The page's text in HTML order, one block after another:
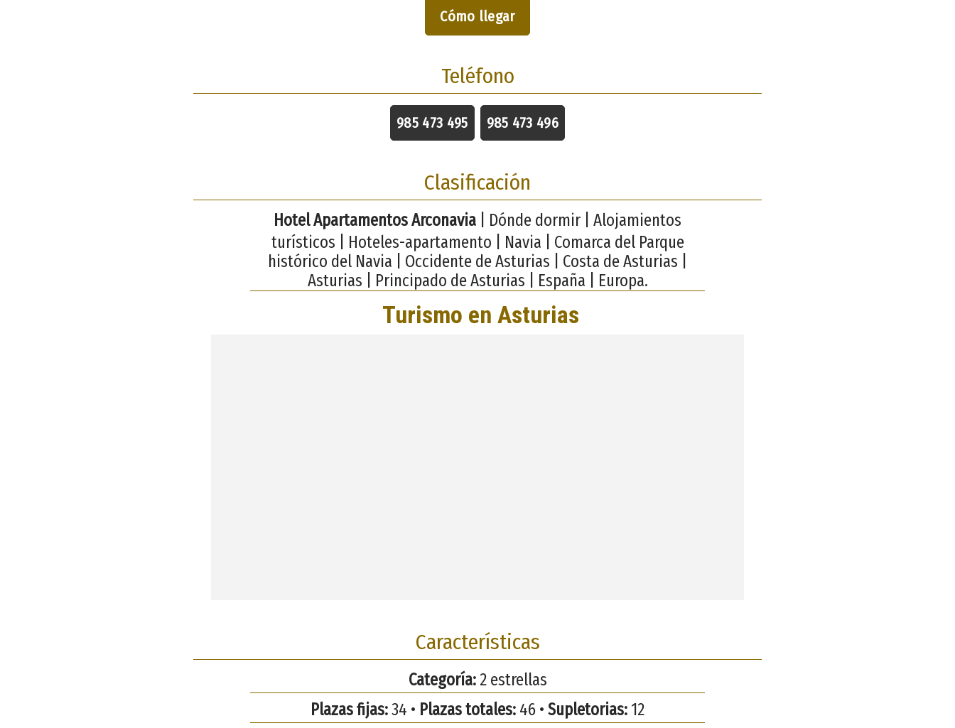
Cómo llegar
Teléfono
985 473 495 985 473 496
Clasificación
Hotel Apartamentos Arconavia | Dónde dormir | Alojamientos
turísticos | Hoteles-apartamento | Navia | Comarca del Parque
histórico del Navia | Occidente de Asturias | Costa de Asturias |
Asturias | Principado de Asturias | España | Europa.
Características
Categoría:2 estrellas
Plazas fijas:34 • Plazas totales: 46 • Supletorias: 12